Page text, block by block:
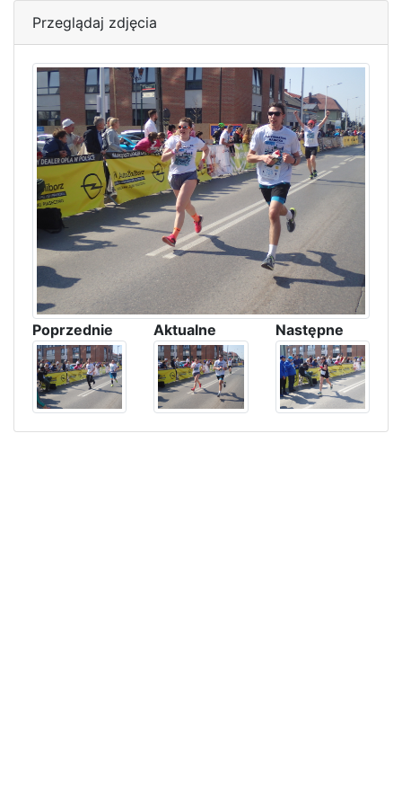
Przeglądaj zdjęcia
Poprzednie Aktualne Następne